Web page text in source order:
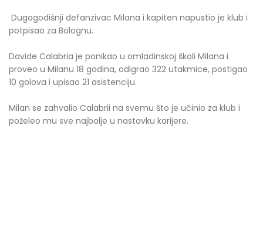
Dugogodišnji defanzivac Milana i kapiten napustio je klub i
potpisao za Bolognu.
Davide Calabria je ponikao u omladinskoj školi Milana i
proveo u Milanu 18 godina, odigrao 322 utakmice, postigao
10 golova i upisao 21 asistenciju.
Milan se zahvalio Calabrii na svemu što je učinio za klub i
poželeo mu sve najbolje u nastavku karijere.